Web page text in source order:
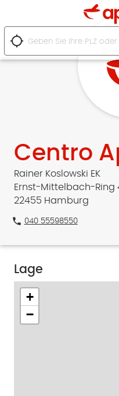
location_searching
Centro
Rainer Koslowski EK
Ernst-Mittelbach-Ring
22455 Hamburg
phone 040 55598550
Lage
+
−